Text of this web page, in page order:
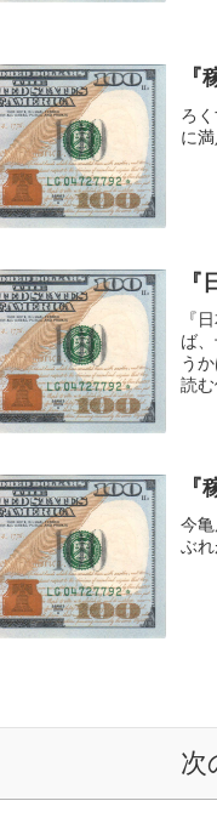
ろ
に
『
ば
う
読
今
ぶ
次